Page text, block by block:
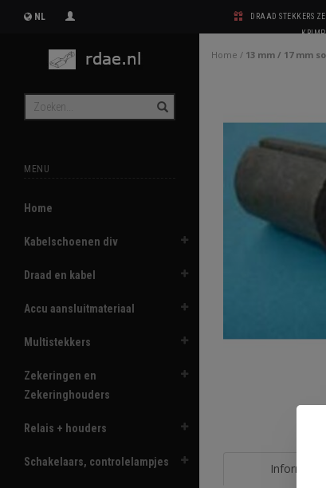
NL
DRAAD STEKKERS
MENU
Home
Kabelschoenen div
Draad en kabel
Accu aansluitmateriaal
Multistekkers
Zekeringen en
Zekeringhouders
Relais + houders
Schakelaars, controlelampjes
Home / 13 mm / 17 mm
Informatie